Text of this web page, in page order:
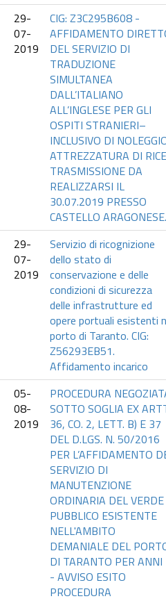
29-
07-
2019
CIG: Z3C295B608 -
AFFIDAMENTO
DEL SERVIZIO DI
TRADUZIONE
SIMULTANEA
DALL’ITALIANO
ALL’INGLESE PER GLI
OSPITI STRANIERI–
INCLUSIVO DI
ATTREZZATURA DI
TRASMISSIONE DA
REALIZZARSI IL
30.07.2019 PRESSO
CASTELLO
29-
07-
2019
Servizio di ricognizione
dello stato di
conservazione e delle
condizioni di sicurezza
delle infrastrutture ed
opere portuali esistenti
porto di Taranto. CIG:
Z56293EB51.
Affidamento incarico
05-
08-
2019
PROCEDURA
SOTTO SOGLIA EX
36, CO. 2, LETT. B) E 37
DEL D.LGS. N. 50/2016
PER L’AFFIDAMENTO
SERVIZIO DI
MANUTENZIONE
ORDINARIA DEL VERDE
PUBBLICO ESISTENTE
NELL'AMBITO
DEMANIALE DEL
DI TARANTO PER ANNI
- AVVISO ESITO
PROCEDURA